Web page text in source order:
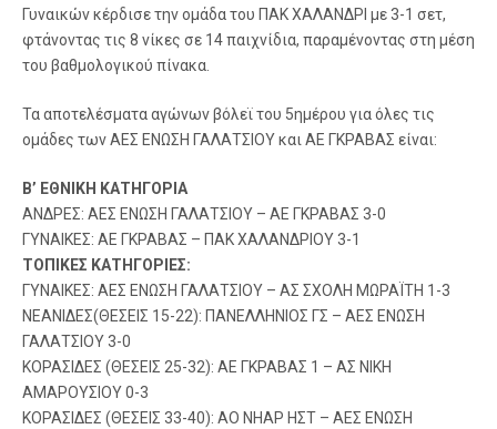
Γυναικών κέρδισε την ομάδα του ΠΑΚ ΧΑΛΑΝΔΡΙ με 3-1 σετ,
φτάνοντας τις 8 νίκες σε 14 παιχνίδια, παραμένοντας στη μέση
του βαθμολογικού πίνακα.
Τα αποτελέσματα αγώνων βόλεϊ του 5ημέρου για όλες τις
ομάδες των ΑΕΣ ΕΝΩΣΗ ΓΑΛΑΤΣΙΟΥ και ΑΕ ΓΚΡΑΒΑΣ είναι:
Β’ ΕΘΝΙΚΗ ΚΑΤΗΓΟΡΙΑ
ΑΝΔΡΕΣ: ΑΕΣ ΕΝΩΣΗ ΓΑΛΑΤΣΙΟΥ – ΑΕ ΓΚΡΑΒΑΣ 3-0
ΓΥΝΑΙΚΕΣ: ΑΕ ΓΚΡΑΒΑΣ – ΠΑΚ ΧΑΛΑΝΔΡΙΟΥ 3-1
ΤΟΠΙΚΕΣ ΚΑΤΗΓΟΡΙΕΣ:
ΓΥΝΑΙΚΕΣ: ΑΕΣ ΕΝΩΣΗ ΓΑΛΑΤΣΙΟΥ – ΑΣ ΣΧΟΛΗ ΜΩΡΑΪΤΗ 1-3
ΝΕΑΝΙΔΕΣ(ΘΕΣΕΙΣ 15-22): ΠΑΝΕΛΛΗΝΙΟΣ ΓΣ – ΑΕΣ ΕΝΩΣΗ
ΓΑΛΑΤΣΙΟΥ 3-0
ΚΟΡΑΣΙΔΕΣ (ΘΕΣΕΙΣ 25-32): ΑΕ ΓΚΡΑΒΑΣ 1 – ΑΣ ΝΙΚΗ
ΑΜΑΡΟΥΣΙΟΥ 0-3
ΚΟΡΑΣΙΔΕΣ (ΘΕΣΕΙΣ 33-40): ΑΟ ΝΗΑΡ ΗΣΤ – ΑΕΣ ΕΝΩΣΗ